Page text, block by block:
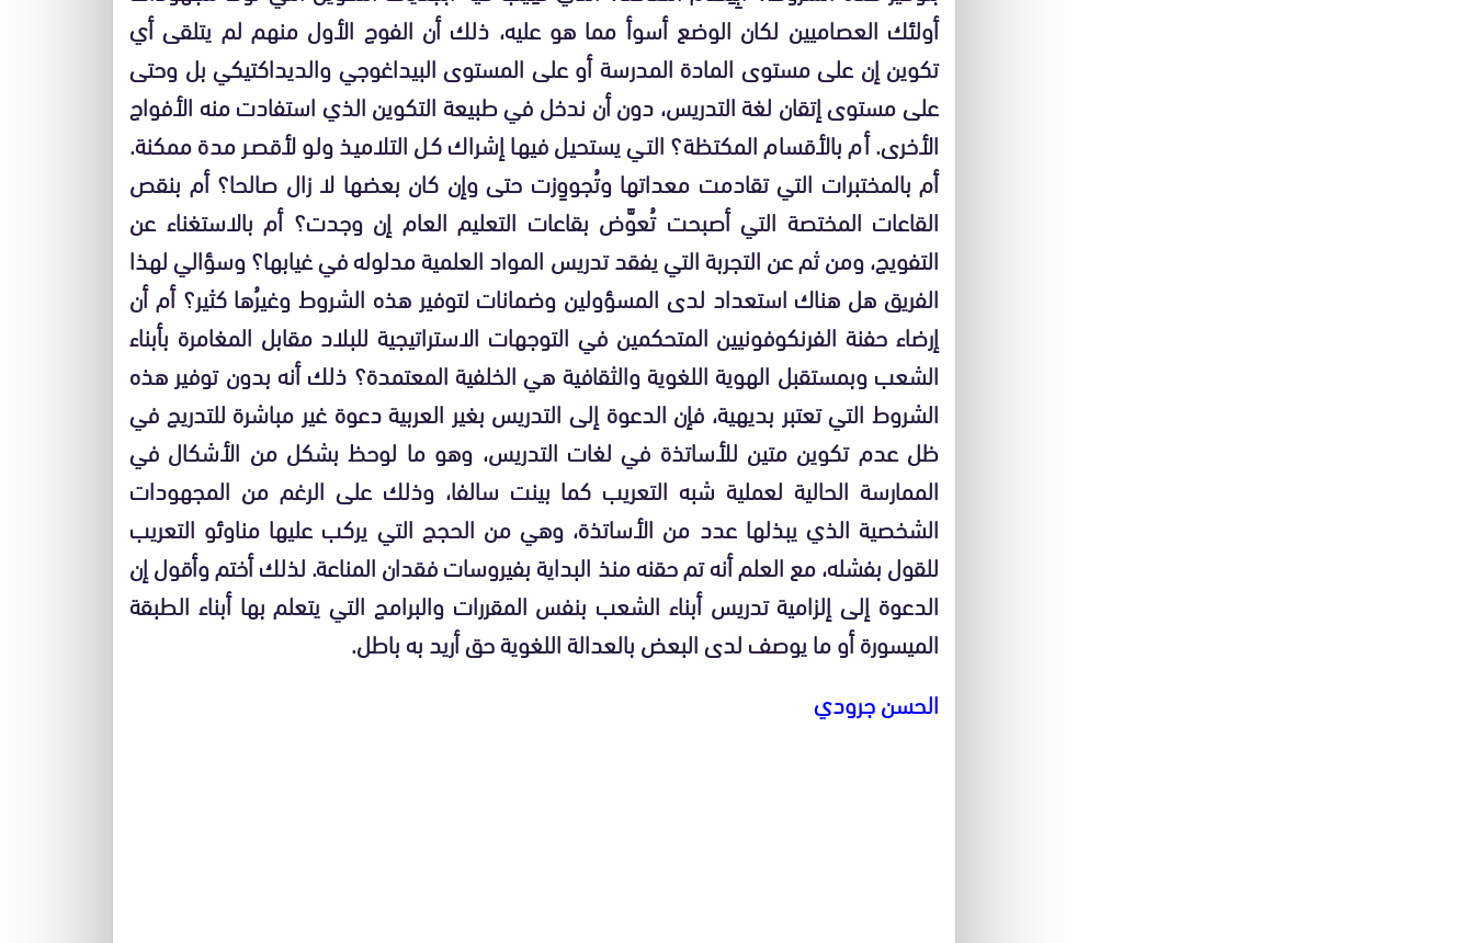
أولئك العصاميين لكان الوضع أسوأ مما هو عليه، ذلك أن الفوج الأول منهم لم يتلقى أي
تكوين إن على مستوى المادة المدرسة أو على المستوى البيداغوجي والديداكتيكي بل وحتى
على مستوى إتقان لغة التدريس، دون أن ندخل في طبيعة التكوين الذي استفادت منه الأفواج
الأخرى. أم بالأقسام المكتظة؟ التي يستحيل فيها إشراك كل التلاميذ ولو لأقصر مدة ممكنة.
أم بالمختبرات التي تقادمت معداتها وتُجووِزت حتى وإن كان بعضها لا زال صالحا؟ أم بنقص
القاعات المختصة التي أصبحت تُعوَّض بقاعات التعليم العام إن وجدت؟ أم بالاستغناء عن
التفويج، ومن ثم عن التجربة التي يفقد تدريس المواد العلمية مدلوله في غيابها؟ وسؤالي لهذا
الفريق هل هناك استعداد لدى المسؤولين وضمانات لتوفير هذه الشروط وغيرُها كثير؟ أم أن
إرضاء حفنة الفرنكوفونيين المتحكمين في التوجهات الاستراتيجية للبلاد مقابل المغامرة بأبناء
الشعب وبمستقبل الهوية اللغوية والثقافية هي الخلفية المعتمدة؟ ذلك أنه بدون توفير هذه
الشروط التي تعتبر بديهية، فإن الدعوة إلى التدريس بغير العربية دعوة غير مباشرة للتدريج في
ظل عدم تكوين متين للأساتذة في لغات التدريس، وهو ما لوحظ بشكل من الأشكال في
الممارسة الحالية لعملية شبه التعريب كما بينت سالفا، وذلك على الرغم من المجهودات
الشخصية الذي يبذلها عدد من الأساتذة، وهي من الحجج التي يركب عليها مناوئو التعريب
للقول بفشله، مع العلم أنه تم حقنه منذ البداية بفيروسات فقدان المناعة. لذلك أختم وأقول إن
الدعوة إلى إلزامية تدريس أبناء الشعب بنفس المقررات والبرامج التي يتعلم بها أبناء الطبقة
الميسورة أو ما يوصف لدى البعض بالعدالة اللغوية حق أريد به باطل.
الحسن جرودي